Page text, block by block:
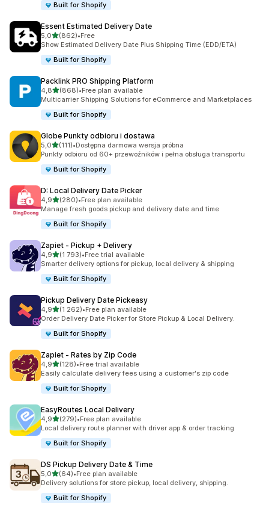
Built for Shopify
Essent Estimated Delivery Date
5,0na 5 gwiazdek
(862)
Łączna liczba recenzji: 862
•Free
Show Estimated Delivery Date Plus Shipping Time (EDD/ETA)
Built for Shopify
Packlink PRO Shipping Platform
4,8na 5 gwiazdek
(868)
Łączna liczba recenzji: 868
•Free plan available
Multicarrier Shipping Solutions for eCommerce and Marketplaces
Built for Shopify
Globe Punkty odbioru i dostawa
5,0na 5 gwiazdek
(111)
Łączna liczba recenzji: 111
•Dostępna darmowa wersja próbna
Punkty odbioru od 60+ przewoźników i pełna obsługa transportu
Built for Shopify
D: Local Delivery Date Picker
4,9na 5 gwiazdek
(280)
Łączna liczba recenzji: 280
•Free plan available
Manage fresh goods pickup and delivery date and time
Built for Shopify
Zapiet ‑ Pickup + Delivery
4,9na 5 gwiazdek
(1 793)
Łączna liczba recenzji: 1793
•Free trial available
Smarter delivery options for pickup, local delivery & shipping
Built for Shopify
Pickup Delivery Date Pickeasy
4,9na 5 gwiazdek
(1 262)
Łączna liczba recenzji: 1262
•Free plan available
Order Delivery Date Picker for Store Pickup & Local Delivery.
Built for Shopify
Zapiet ‑ Rates by Zip Code
4,9na 5 gwiazdek
(128)
Łączna liczba recenzji: 128
•Free trial available
Easily calculate delivery fees using a customer's zip code
Built for Shopify
EasyRoutes Local Delivery
4,9na 5 gwiazdek
(279)
Łączna liczba recenzji: 279
•Free plan available
Local delivery route planner with driver app & order tracking
Built for Shopify
DS Pickup Delivery Date & Time
5,0na 5 gwiazdek
(64)
Łączna liczba recenzji: 64
•Free plan available
Delivery solutions for store pickup, local delivery, shipping.
Built for Shopify